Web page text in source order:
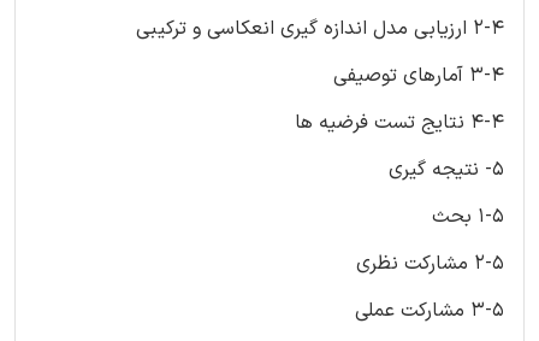
2-4 ارزیابی مدل اندازه گیری انعکاسی و ترکیبی
3-4 آمارهای توصیفی
4-4 نتایج تست فرضیه ها
5- نتیجه گیری
1-5 بحث
2-5 مشارکت نظری
3-5 مشارکت عملی